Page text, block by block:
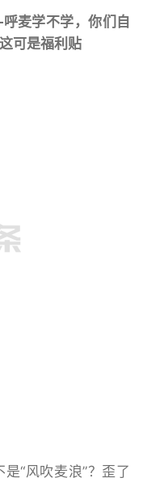
麦学不学，你们自
可是福利贴
“风吹麦浪”？歪了